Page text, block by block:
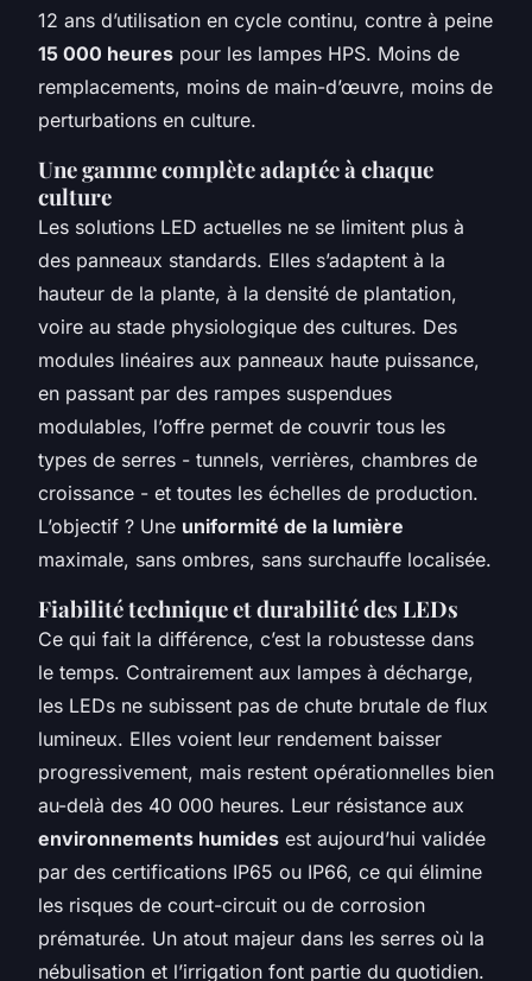
12 ans d’utilisation en cycle continu, contre à peine
15 000 heures pour les lampes HPS. Moins de
remplacements, moins de main-d’œuvre, moins de
perturbations en culture.
Une gamme complète adaptée à chaque
culture
Les solutions LED actuelles ne se limitent plus à
des panneaux standards. Elles s’adaptent à la
hauteur de la plante, à la densité de plantation,
voire au stade physiologique des cultures. Des
modules linéaires aux panneaux haute puissance,
en passant par des rampes suspendues
modulables, l’offre permet de couvrir tous les
types de serres - tunnels, verrières, chambres de
croissance - et toutes les échelles de production.
L’objectif ? Une uniformité de la lumière
maximale, sans ombres, sans surchauffe localisée.
Fiabilité technique et durabilité des LEDs
Ce qui fait la différence, c’est la robustesse dans
le temps. Contrairement aux lampes à décharge,
les LEDs ne subissent pas de chute brutale de flux
lumineux. Elles voient leur rendement baisser
progressivement, mais restent opérationnelles bien
au-delà des 40 000 heures. Leur résistance aux
environnements humides est aujourd’hui validée
par des certifications IP65 ou IP66, ce qui élimine
les risques de court-circuit ou de corrosion
prématurée. Un atout majeur dans les serres où la
nébulisation et l’irrigation font partie du quotidien.